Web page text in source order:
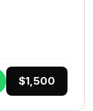
$1,500